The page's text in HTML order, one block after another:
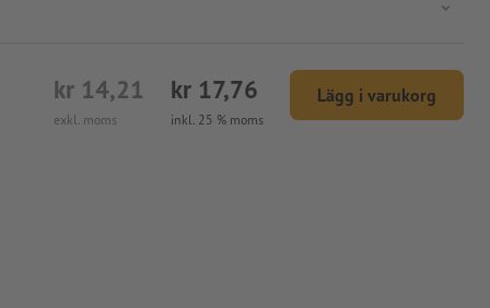
exkl. moms
kr 14,21
inkl. 25 % moms
kr 17,76 Lägg i varukorg